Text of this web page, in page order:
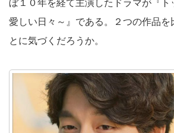
ぼ１０年を経て主演したドラマが『ト
愛しい日々～』である。２つの作品を
とに気づくだろうか。